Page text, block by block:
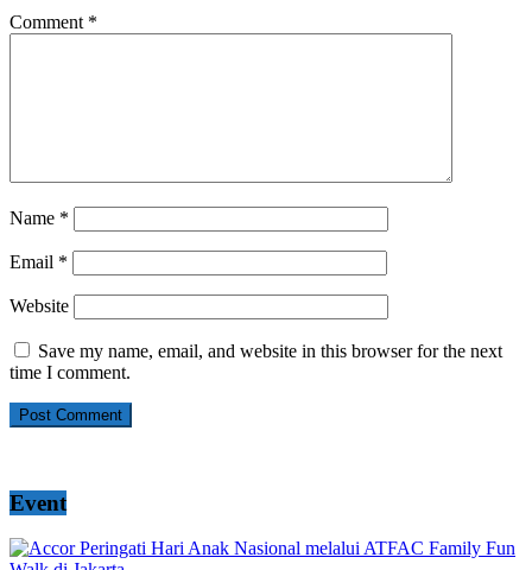
Comment *
Name *
Email *
Website
Save my name, email, and website in this browser for the next
time I comment.
Event